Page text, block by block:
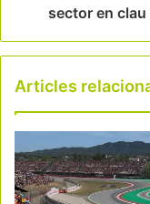
sector en
Articles